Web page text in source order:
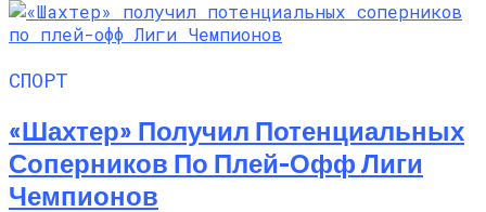
СПОРТ
«Шахтер» Получил Потенциальных
Соперников По Плей-Офф Лиги
Чемпионов